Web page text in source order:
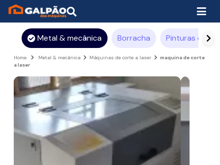
Metal & mecânica Borracha Pinturas e
Home Metal & mecânica Máquinas de corte a laser
maquina de corte
a laser